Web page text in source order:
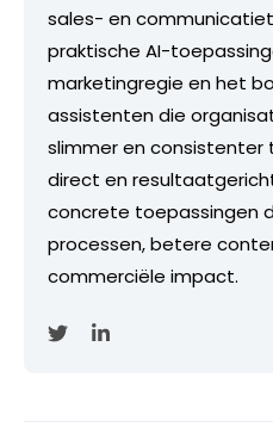
sales- en
praktische AI-
marketingregie en het
assistenten die
slimmer en consistenter
direct en
concrete toepassingen
processen, betere
commerciële impact.